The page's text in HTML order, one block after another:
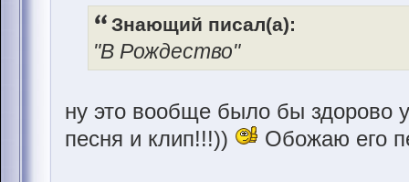
Знающий писал(а):
"В Рождество"
ну это вообще было бы здорово
песня и клип!!!))
Обожаю его